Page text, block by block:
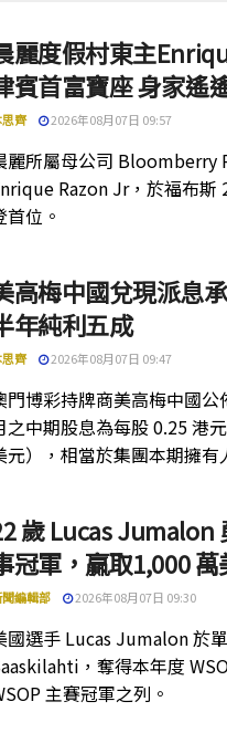
麗度假村東主
賓首富寶座 身家遙
齊 2026年08月07日 09:57
麗所屬母公司 Bloomberry
Razon Jr，於福布斯
首位。
高梅中國兌現派息
年純利五成
齊 2026年08月07日 09:47
門博彩持牌商美高梅中國
之中期股息為每股 0.25 港
元），相當於集團本期擁有
歲 Lucas Jumalon
冠軍，贏取1,000
編輯部 2026年08月07日 09:30
國選手 Lucas Jumalon 於
，奪得本年度
主賽冠軍之列。